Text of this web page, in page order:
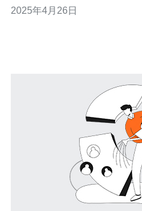
势。 1. 极速网络连接：阿里云台湾服务器采用高带宽、低
2025年4月26日